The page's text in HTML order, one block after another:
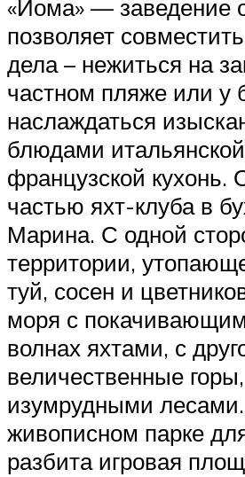
«Иома» — заведение
позволяет
дела – нежиться на
частном пляже или у
наслаждаться
блюдами
французской кухонь.
частью яхт-клуба в
Марина. С одной
территории,
туй, сосен и
моря с
волнах яхтами, с
величественные
изумрудными
живописном парке
разбита игровая